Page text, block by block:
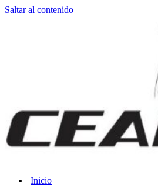
Saltar al contenido
Inicio